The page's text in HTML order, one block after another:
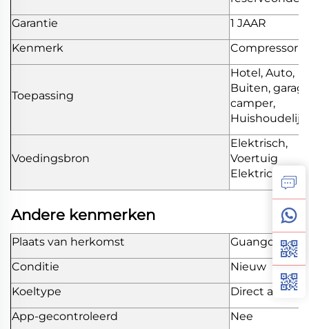
Garantie
1 JAAR
Kenmerk
Compressor
Toepassing
Hotel, Auto,
Buiten,
camper,
Huishoudelijk
Voedingsbron
Elektrisch,
Voertuig
Elektriciteit
Andere kenmerken
Plaats van herkomst
Guangdong,
Conditie
Nieuw
Koeltype
Direct
App-gecontroleerd
Nee